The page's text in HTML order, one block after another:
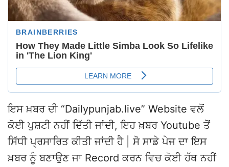
ਇਸ ਖ਼ਬਰ ਦੀ “Dailypunjab.live” Website ਵਲੋਂ
ਕੋਈ ਪੁਸ਼ਟੀ ਨਹੀਂ ਦਿੱਤੀ ਜਾਂਦੀ, ਇਹ ਖ਼ਬਰ Youtube ਤੋਂ
ਸਿੱਧੀ ਪ੍ਰਸਾਰਿਤ ਕੀਤੀ ਜਾਂਦੀ ਹੈ | ਸੋ ਸਾਡੇ ਪੇਜ ਦਾ ਇਸ
ਖ਼ਬਰ ਨੂੰ ਬਣਾਉਣ ਜਾ Record ਕਰਨ ਵਿਚ ਕੋਈ ਹੱਥ ਨਹੀਂ